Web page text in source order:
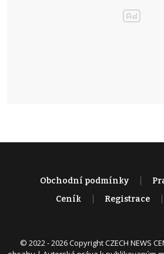
Obchodní podmínky
Ceník
Registrace
© 2022 - 2026 Copyright CZECH NEWS